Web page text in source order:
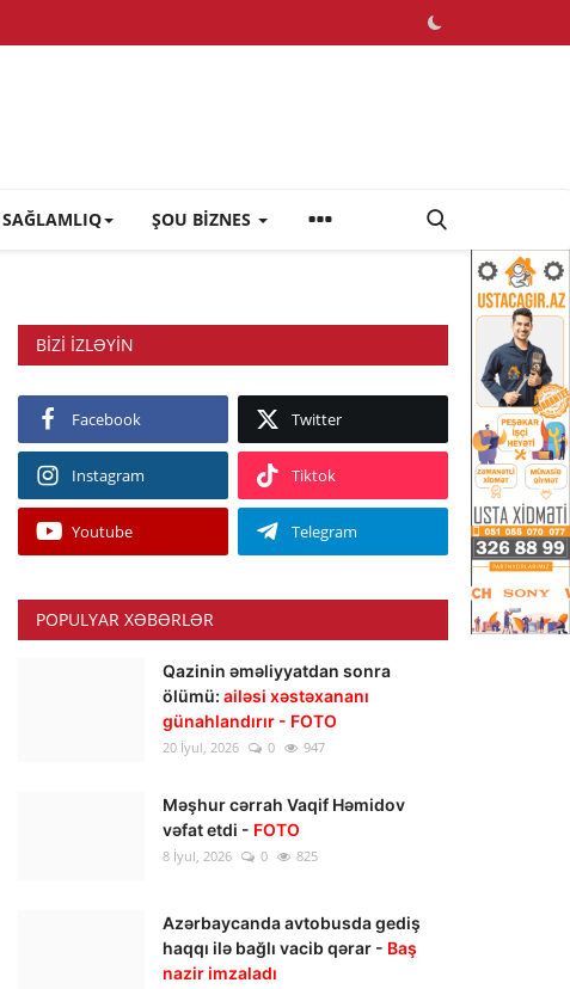
SAĞLAMLIQ ŞOU BİZNES
BIZI IZLƏYIN
Facebook Twitter
Instagram Tiktok
Youtube Telegram
POPULYAR XƏBƏRLƏR
Qazinin əməliyyatdan sonra
ölümü: ailəsi xəstəxananı
günahlandırır - FOTO
20 İyul, 2026 0 947
Məşhur cərrah Vaqif Həmidov
vəfat etdi - FOTO
8 İyul, 2026 0 825
Azərbaycanda avtobusda gediş
haqqı ilə bağlı vacib qərar - Baş
nazir imzaladı